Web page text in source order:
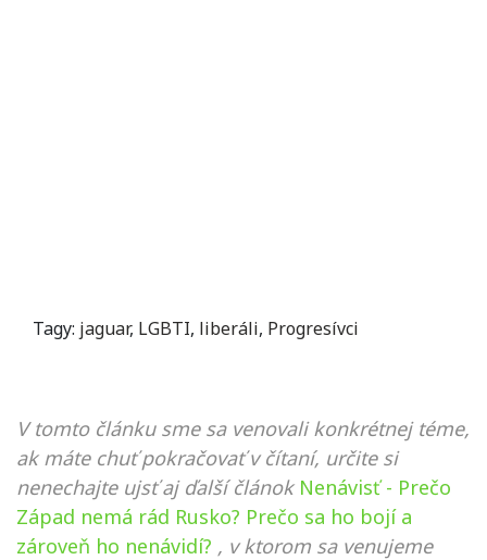
Tagy: jaguar, LGBTI, liberáli, Progresívci
V tomto článku sme sa venovali konkrétnej téme,
ak máte chuť pokračovať v čítaní, určite si
nenechajte ujsť aj ďalší článok Nenávisť - Prečo
Západ nemá rád Rusko? Prečo sa ho bojí a
zároveň ho nenávidí? , v ktorom sa venujeme